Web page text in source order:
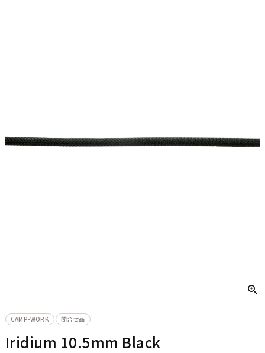
CAMP-WORK 問合せ品
Iridium 10.5mm Black